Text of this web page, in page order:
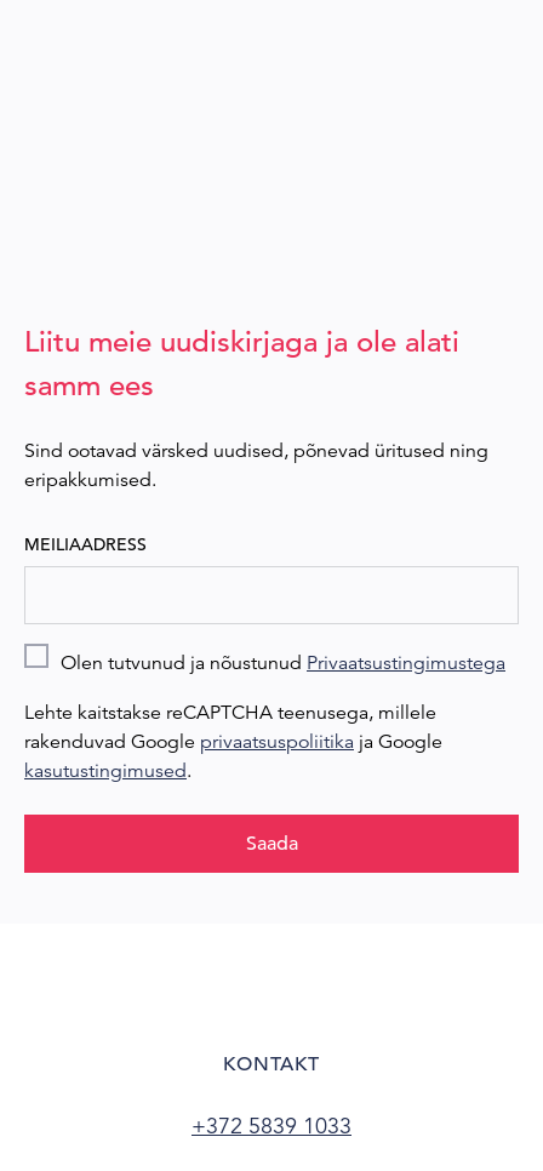
Liitu meie uudiskirjaga ja ole alati
samm ees
Sind ootavad värsked uudised, põnevad üritused ning
eripakkumised.
MEILIAADRESS
Olen tutvunud ja nõustunud Privaatsustingimustega
Lehte kaitstakse reCAPTCHA teenusega, millele
rakenduvad Google privaatsuspoliitika ja Google
kasutustingimused.
Saada
KONTAKT
+372 5839 1033